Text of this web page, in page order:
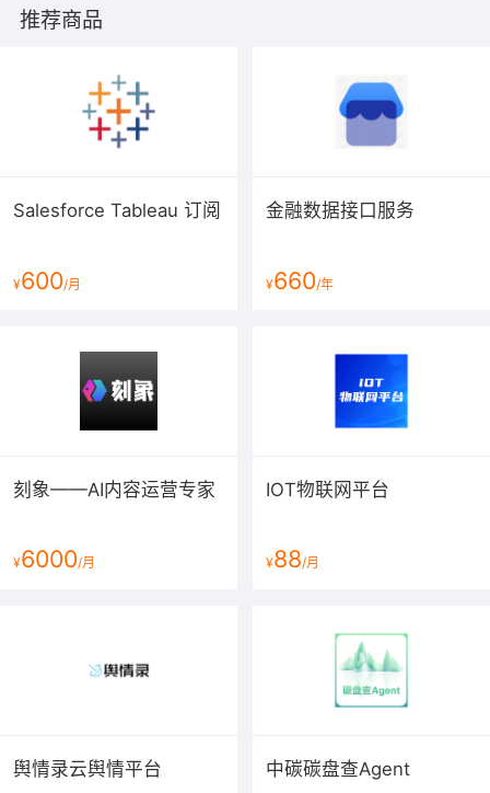
推荐商品
Salesforce Tableau 订阅
¥600/月
金融数据接口服务
¥660/年
刻象——AI内容运营专家
¥6000/月
IOT物联网平台
¥88/月
舆情录云舆情平台 中碳碳盘查Agent